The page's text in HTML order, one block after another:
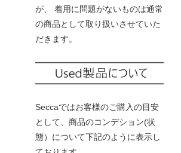
が、 着用に問題がないものは通常
の商品として取り扱いさせていた
だきます。
Seccaではお客様のご購入の目安
として、商品のコンデション(状
態）について下記のように表示し